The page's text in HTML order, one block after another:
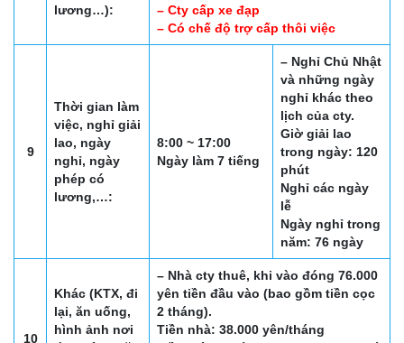
lương…):
– Cty cấp xe đạp
– Có chế độ trợ cấp thôi việc
9
Thời gian làm
việc, nghỉ giải
lao, ngày
nghỉ, ngày
phép có
lương,…:
8:00 ~ 17:00
Ngày làm 7 tiếng
– Nghỉ Chủ Nhật
và những ngày
nghỉ khác theo
lịch của cty.
Giờ giải lao
trong ngày: 120
phút
Nghỉ các ngày
lễ
Ngày nghỉ trong
năm: 76 ngày
10
Khác (KTX, đi
lại, ăn uống,
hình ảnh nơi
– Nhà cty thuê, khi vào đóng 76.000
yên tiền đầu vào (bao gồm tiền cọc
2 tháng).
Tiền nhà: 38.000 yên/tháng